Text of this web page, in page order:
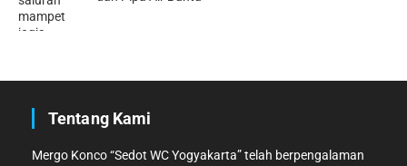
Tentang Kami
Mergo Konco “Sedot WC Yogyakarta” telah berpengalaman